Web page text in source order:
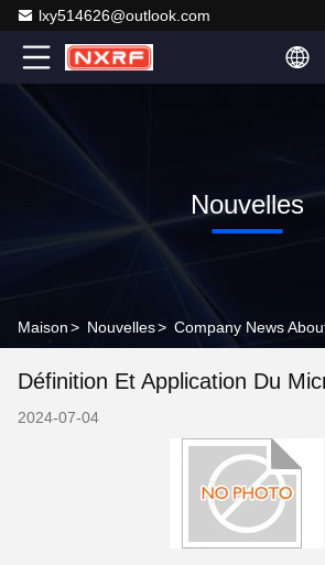
lxy514626@outlook.com
Nouvelles
Maison> Nouvelles>
Définition Et Application Du
2024-07-04